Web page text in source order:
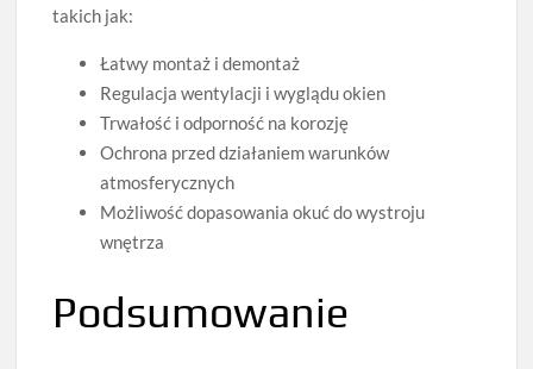
takich jak:
Łatwy montaż i demontaż
Regulacja wentylacji i wyglądu okien
Trwałość i odporność na korozję
Ochrona przed działaniem warunków
atmosferycznych
Możliwość dopasowania okuć do wystroju
wnętrza
Podsumowanie